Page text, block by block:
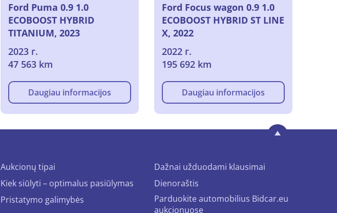
Ford Puma 0.9 1.0
ECOBOOST HYBRID
TITANIUM, 2023
2023 г.
47 563 km
Daugiau informacijos
Ford Focus wagon 0.9 1.0
ECOBOOST HYBRID ST LINE
X, 2022
2022 г.
195 692 km
Daugiau informacijos
Aukcionų tipai
Kiek siūlyti – optimalus pasiūlymas
Pristatymo galimybės
Dažnai užduodami klausimai
Dienoraštis
Parduokite automobilius Bidcar.eu
aukcionuose